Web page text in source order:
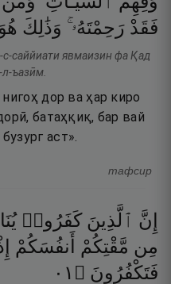
فَقَدْ رَحِمْتَهُۥ ۚ وَذَٰلِكَ هُوَ
саййиати явмаизин фа Қад
ъазӣм.
дор ва ҳар киро
батаҳқиқ, бар вай
аст».
тафсир
إِنَّ ٱلَّذِينَ كَفَرُوا۟
مِن مَّقْتِكُمْ أَنفُسَكُمْ
فَتَكْفُرُونَ ۝ ١٠